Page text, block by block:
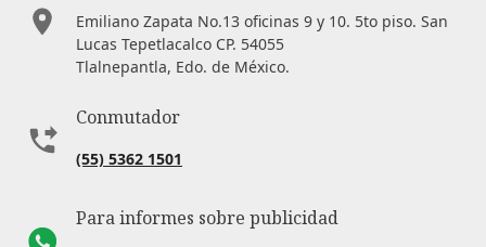
Emiliano Zapata No.13 oficinas 9 y 10. 5to piso. San
Lucas Tepetlacalco CP. 54055
Tlalnepantla, Edo. de México.
Conmutador
(55) 5362 1501
Para informes sobre publicidad